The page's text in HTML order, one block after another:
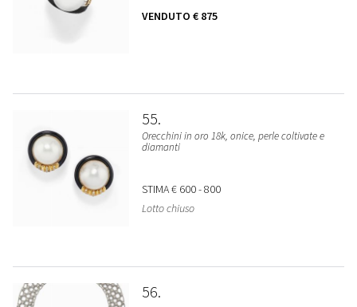
VENDUTO € 875
55
Orecchini in oro 18k, onice, perle coltivate e
diamanti
STIMA€ 600 - 800
Lotto chiuso
56